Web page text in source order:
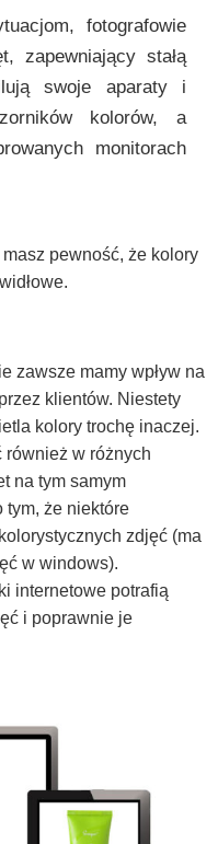
fotografowie
zapewniający stałą
swoje aparaty i
kolorów, a
monitorach
pewność, że kolory
zawsze mamy wpływ na
klientów. Niestety
kolory trochę inaczej.
również w różnych
na tym samym
tym, że niektóre
zdjęć (ma
w windows).
internetowe potrafią
i poprawnie je